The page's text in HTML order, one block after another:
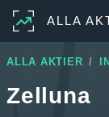
ALLA
ALLA AKTIER
Zelluna